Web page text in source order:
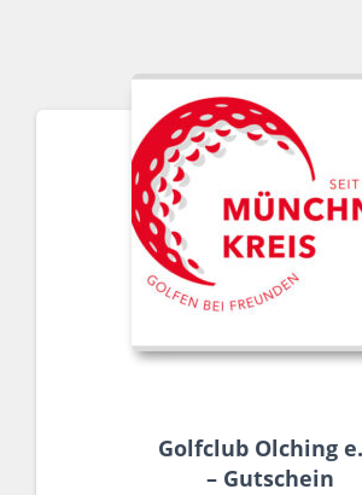
Golfclub Olching
– Gutschein